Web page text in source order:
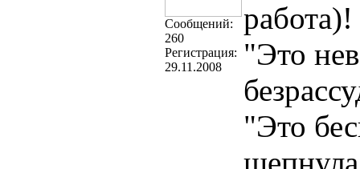
Cообщений:
260
Регистрация:
29.11.2008
работа)!
"Это
"Это